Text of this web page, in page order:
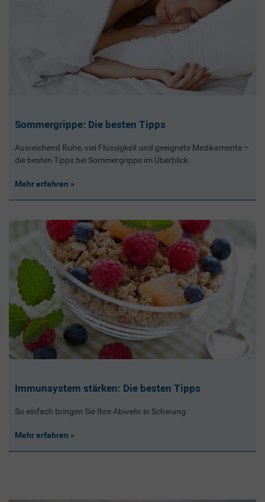
Sommergrippe: Die besten Tipps
Ausreichend Ruhe, viel Flüssigkeit und geeignete Medikamente –
die besten Tipps bei Sommergrippe im Überblick.
Mehr erfahren
Immunsystem stärken: Die besten Tipps
So einfach bringen Sie Ihre Abwehr in Schwung.
Mehr erfahren